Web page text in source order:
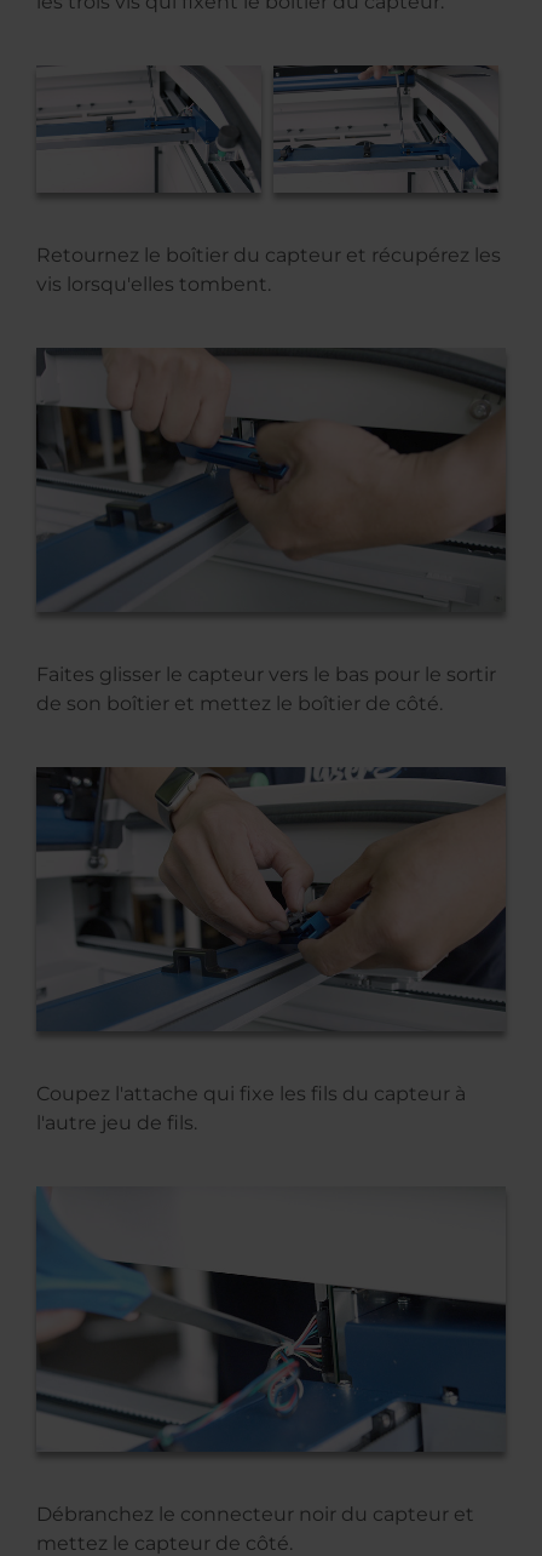
Retournez le boîtier du capteur et récupérez les
vis lorsqu'elles tombent.
Faites glisser le capteur vers le bas pour le sortir
de son boîtier et mettez le boîtier de côté.
Coupez l'attache qui fixe les fils du capteur à
l'autre jeu de fils.
Débranchez le connecteur noir du capteur et
mettez le capteur de côté.